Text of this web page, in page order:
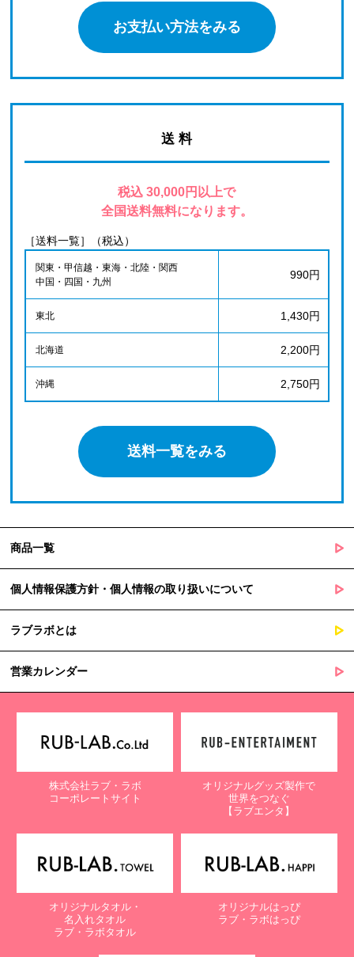
お支払い方法をみる
送 料
税込 30,000円以上で
全国送料無料になります。
［送料一覧］（税込）
関東・甲信越・東海・北陸・関西
中国・四国・九州
990円
東北 1,430円
北海道 2,200円
沖縄 2,750円
送料一覧をみる
商品一覧
個人情報保護方針・個人情報の取り扱いについて
ラブラボとは
営業カレンダー
株式会社ラブ・ラボ
コーポレートサイト
オリジナルグッズ製作で
世界をつなぐ
【ラブエンタ】
オリジナルタオル・
名入れタオル
ラブ・ラボタオル
オリジナルはっぴ
ラブ・ラボはっぴ